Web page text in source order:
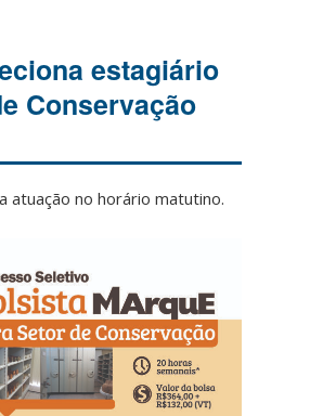
estagiário
Conservação
atuação no horário matutino.